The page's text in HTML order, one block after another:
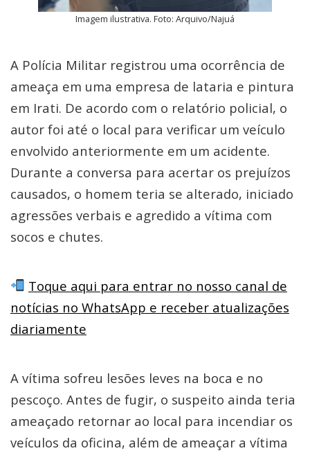
Imagem ilustrativa. Foto: Arquivo/Najuá
A Polícia Militar registrou uma ocorrência de
ameaça em uma empresa de lataria e pintura
em Irati. De acordo com o relatório policial, o
autor foi até o local para verificar um veículo
envolvido anteriormente em um acidente.
Durante a conversa para acertar os prejuízos
causados, o homem teria se alterado, iniciado
agressões verbais e agredido a vítima com
socos e chutes.
Toque aqui para entrar no nosso canal de
notícias no WhatsApp e receber atualizações
diariamente
A vítima sofreu lesões leves na boca e no
pescoço. Antes de fugir, o suspeito ainda teria
ameaçado retornar ao local para incendiar os
veículos da oficina, além de ameaçar a vítima